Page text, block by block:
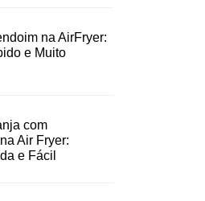
na AirFryer:
e Muito
com
Air Fryer:
e Fácil